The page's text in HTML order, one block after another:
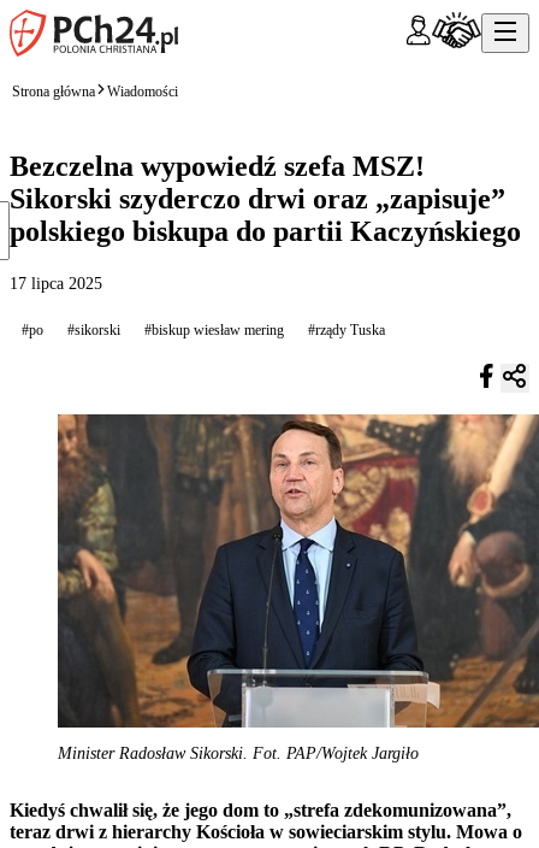
Strona główna Wiadomości
Bezczelna wypowiedź szefa MSZ!
Sikorski szyderczo drwi oraz „zapisuje”
polskiego biskupa do partii Kaczyńskiego
17 lipca 2025
#po #sikorski #biskup wiesław mering #rządy Tuska
Minister Radosław Sikorski. Fot. PAP/Wojtek Jargiło
Kiedyś chwalił się, że jego dom to „strefa zdekomunizowana”,
teraz drwi z hierarchy Kościoła w sowieciarskim stylu. Mowa o